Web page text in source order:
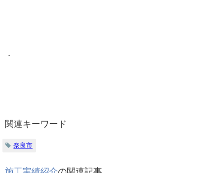
関連キーワード
奈良市